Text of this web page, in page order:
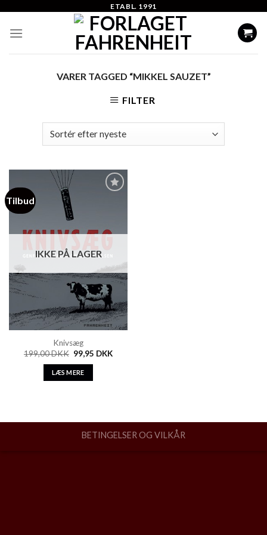
content
ETABL. 1991
VARER TAGGED “MIKKEL SAUZET”
FILTER
Tilbud
IKKE PÅ LAGER
Knivsæg
199,00DKK 99,95 DKK
LÆS MERE
BETINGELSER OG VILKÅR